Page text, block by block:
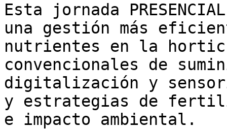
Esta jornada
una gestión más
nutrientes en la
convencionales de
digitalización y
y estrategias de
e impacto ambiental.